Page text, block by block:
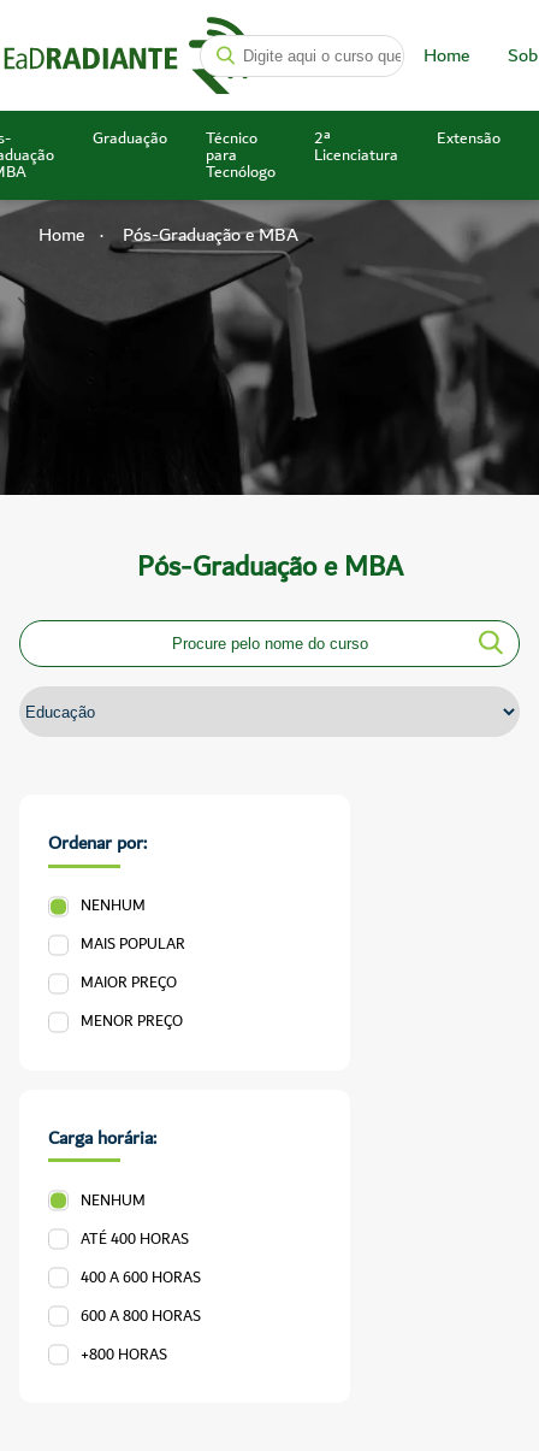
Home
Graduação Técnico
para
Tecnólogo
2ª
Licenciatura
Extensão
Home Pós-Graduação e MBA
Pós-Graduação e MBA
Ordenar por:
NENHUM
MAIS POPULAR
MAIOR PREÇO
MENOR PREÇO
Carga horária:
NENHUM
ATÉ 400 HORAS
400 A 600 HORAS
600 A 800 HORAS
+800 HORAS